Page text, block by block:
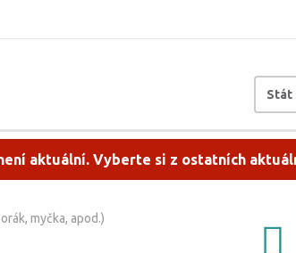
Stát
aktuální. Vyberte si z ostatních
myčka, apod.)